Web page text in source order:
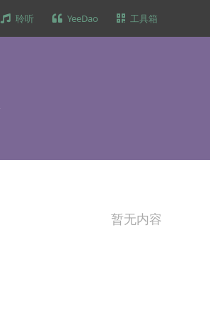
聆听 YeeDao 工具箱
暂无内容